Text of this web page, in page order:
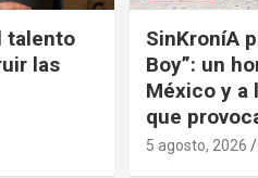
talento
las
SinKroníA
Boy”: un
México y a
que
5 agosto, 2026